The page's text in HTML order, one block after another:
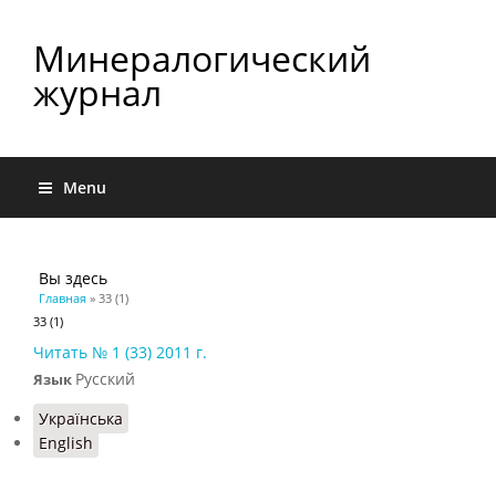
Минералогический
журнал
Menu
Вы здесь
Главная » 33 (1)
33 (1)
Читать № 1 (33) 2011 г.
Язык Русский
Українська
English